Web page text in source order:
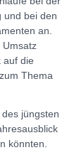
und bei den
an.
Umsatz
auf die
Thema
jüngsten
könnten.